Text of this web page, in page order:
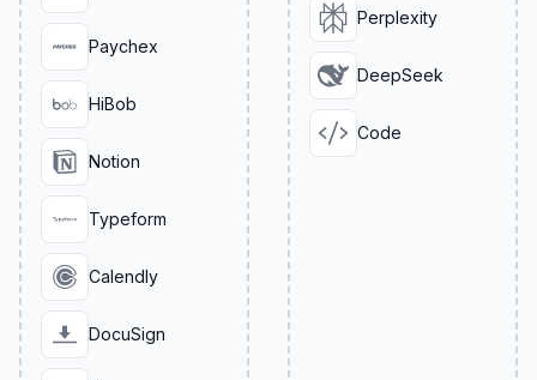
Paychex
HiBob
Notion
Typeform
Calendly
DocuSign
Perplexity
DeepSeek
Code